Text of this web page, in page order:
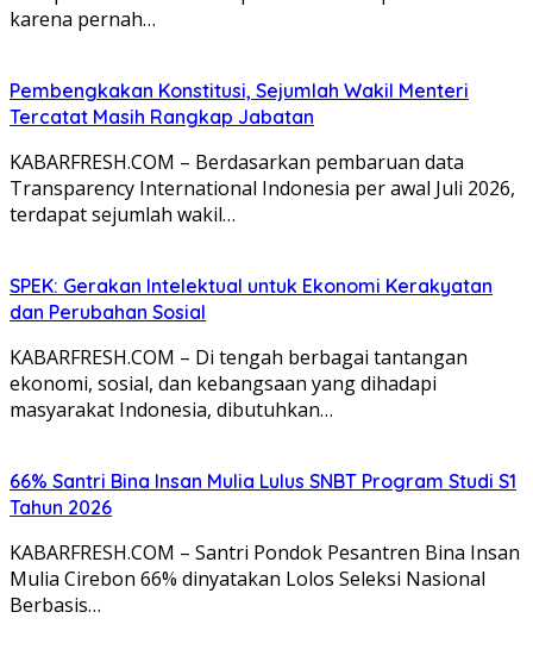
karena pernah…
Pembengkakan Konstitusi, Sejumlah Wakil Menteri
Tercatat Masih Rangkap Jabatan
KABARFRESH.COM – Berdasarkan pembaruan data
Transparency International Indonesia per awal Juli 2026,
terdapat sejumlah wakil…
SPEK: Gerakan Intelektual untuk Ekonomi Kerakyatan
dan Perubahan Sosial
KABARFRESH.COM – Di tengah berbagai tantangan
ekonomi, sosial, dan kebangsaan yang dihadapi
masyarakat Indonesia, dibutuhkan…
66% Santri Bina Insan Mulia Lulus SNBT Program Studi S1
Tahun 2026
KABARFRESH.COM – Santri Pondok Pesantren Bina Insan
Mulia Cirebon 66% dinyatakan Lolos Seleksi Nasional
Berbasis…